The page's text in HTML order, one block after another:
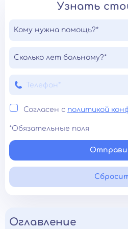
Узнать
Кому нужна помощь?*
Сколько лет больному?*
Согласен с политикой
*Обязательные поля
Оглавление